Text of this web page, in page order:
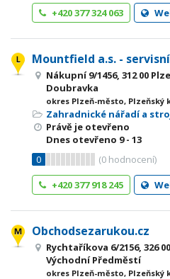
+420 377 324 063
Mountfield a.s. -
Nákupní 9/1456, 312 00
Doubravka
okres Plzeň-město, Plzeňský
Zahradnické nářadí a
Právě je otevřeno
Dnes otevřeno 9 - 13
0
(0 hodnocení)
+420 377 918 245
Obchodsezarukou.cz
Rychtaříkova 6/2156, 326
Východní Předměstí
okres Plzeň-město, Plzeňský